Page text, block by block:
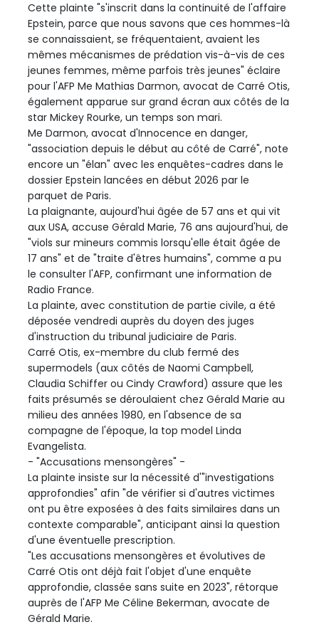
Cette plainte "s'inscrit dans la continuité de l'affaire
Epstein, parce que nous savons que ces hommes-là
se connaissaient, se fréquentaient, avaient les
mêmes mécanismes de prédation vis-à-vis de ces
jeunes femmes, même parfois très jeunes" éclaire
pour l'AFP Me Mathias Darmon, avocat de Carré Otis,
également apparue sur grand écran aux côtés de la
star Mickey Rourke, un temps son mari.
Me Darmon, avocat d'Innocence en danger,
"association depuis le début au côté de Carré", note
encore un "élan" avec les enquêtes-cadres dans le
dossier Epstein lancées en début 2026 par le
parquet de Paris.
La plaignante, aujourd'hui âgée de 57 ans et qui vit
aux USA, accuse Gérald Marie, 76 ans aujourd'hui, de
"viols sur mineurs commis lorsqu'elle était âgée de
17 ans" et de "traite d'êtres humains", comme a pu
le consulter l'AFP, confirmant une information de
Radio France.
La plainte, avec constitution de partie civile, a été
déposée vendredi auprès du doyen des juges
d'instruction du tribunal judiciaire de Paris.
Carré Otis, ex-membre du club fermé des
supermodels (aux côtés de Naomi Campbell,
Claudia Schiffer ou Cindy Crawford) assure que les
faits présumés se déroulaient chez Gérald Marie au
milieu des années 1980, en l'absence de sa
compagne de l'époque, la top model Linda
Evangelista.
- "Accusations mensongères" -
La plainte insiste sur la nécessité d'"investigations
approfondies" afin "de vérifier si d'autres victimes
ont pu être exposées à des faits similaires dans un
contexte comparable", anticipant ainsi la question
d'une éventuelle prescription.
"Les accusations mensongères et évolutives de
Carré Otis ont déjà fait l'objet d'une enquête
approfondie, classée sans suite en 2023", rétorque
auprès de l'AFP Me Céline Bekerman, avocate de
Gérald Marie.